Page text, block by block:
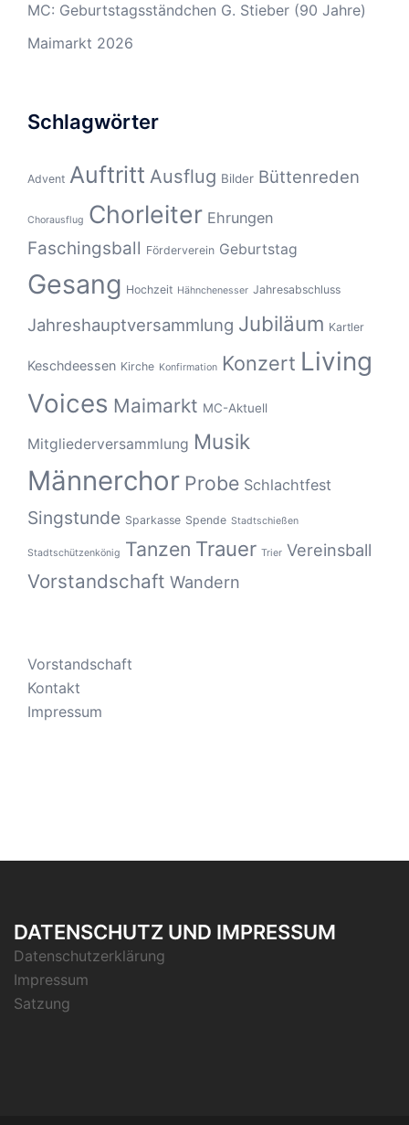
MC: Geburtstagsständchen G. Stieber (90 Jahre)
Maimarkt 2026
Schlagwörter
Advent Auftritt Ausflug Bilder Büttenreden
Chorausflug Chorleiter Ehrungen
Faschingsball Förderverein Geburtstag
Gesang Hochzeit Hähnchenesser Jahresabschluss
Jahreshauptversammlung Jubiläum Kartler
Keschdeessen Kirche Konfirmation Konzert Living
Voices Maimarkt MC-Aktuell
Mitgliederversammlung Musik
Männerchor Probe Schlachtfest
Singstunde Sparkasse Spende Stadtschießen
Stadtschützenkönig Tanzen Trauer Trier Vereinsball
Vorstandschaft Wandern
Vorstandschaft
Kontakt
Impressum
DATENSCHUTZ UND IMPRESSUM
Datenschutzerklärung
Impressum
Satzung